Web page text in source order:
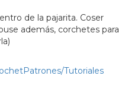
de la pajarita. Coser
además, corchetes para
Patrones/Tutoriales